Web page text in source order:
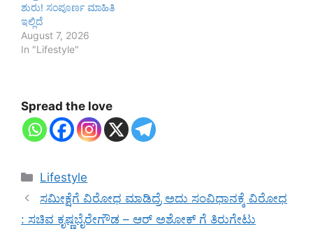
ಶುರು! ಸಂಪೂರ್ಣ ಮಾಹಿತಿ
ಇಲ್ಲಿದೆ
August 7, 2026
In "Lifestyle"
Spread the love
Categories
Lifestyle
ಸಮೀಕ್ಷೆಗೆ ವಿರೋಧ ಮಾಡಿದ್ರೆ ಅದು ಸಂವಿಧಾನಕ್ಕೆ ವಿರೋಧ
: ಸಚಿವ ಕೃಷ್ಣಬೈರೇಗೌಡ – ಆರ್ ಅಶೋಕ್ ಗೆ ತಿರುಗೇಟು